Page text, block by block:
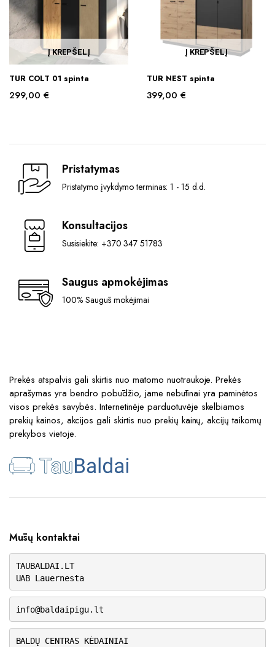
Į KREPŠELĮ
TUR COLT 01 spinta
299,00 €
Į KREPŠELĮ
TUR NEST spinta
399,00 €
Pristatymas
Pristatymo įvykdymo terminas: 1 - 15 d.d.
Konsultacijos
Susisiekite: +370 347 51783
Saugus apmokėjimas
100% Saugūs mokėjimai
Prekės atspalvis gali skirtis nuo matomo nuotraukoje. Prekės
aprašymas yra bendro pobūdžio, jame nebūtinai yra paminėtos
visos prekės savybės. Internetinėje parduotuvėje skelbiamos
prekių kainos, akcijos gali skirtis nuo prekių kainų, akcijų taikomų
prekybos vietoje.
Mūsų kontaktai
TAUBALDAI.LT
UAB Lauernesta
info@baldaipigu.lt
BALDŲ CENTRAS KĖDAINIAI